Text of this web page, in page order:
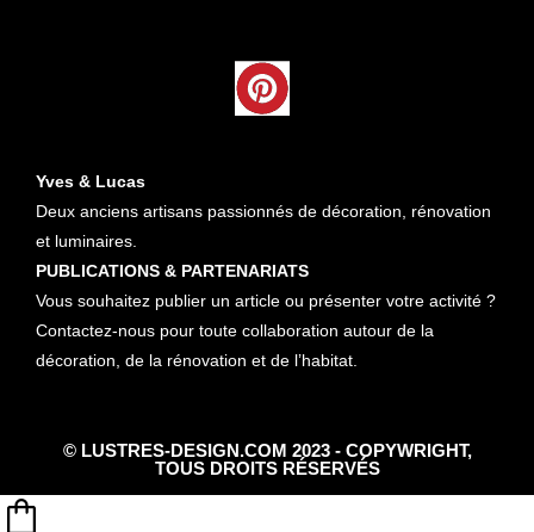
Yves & Lucas
Deux anciens artisans passionnés de décoration, rénovation
et luminaires.
PUBLICATIONS & PARTENARIATS
Vous souhaitez publier un article ou présenter votre activité ?
Contactez-nous pour toute collaboration autour de la
décoration, de la rénovation et de l’habitat.
© LUSTRES-DESIGN.COM 2023 - COPYWRIGHT,
TOUS DROITS RÉSERVÉS